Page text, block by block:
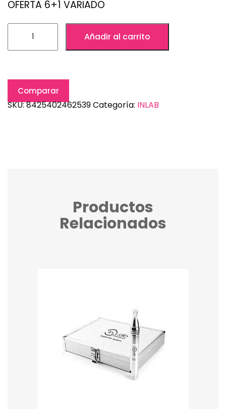
OFERTA 6+1 VARIADO
Añadir al carrito
Comparar
SKU:8425402462539Categoría: INLAB
Productos
Relacionados